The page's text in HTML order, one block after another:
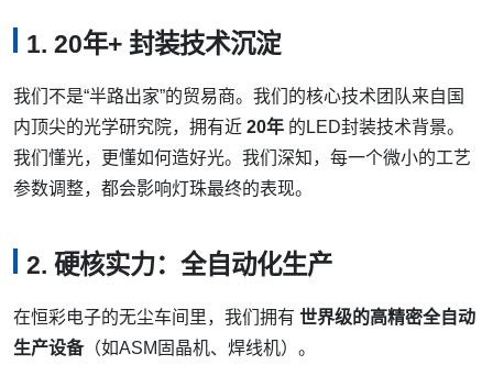
1. 20年+ 封装技术沉淀
我们不是“半路出家”的贸易商。我们的核心技术团队来自国
内顶尖的光学研究院，拥有近 20年 的LED封装技术背景。
我们懂光，更懂如何造好光。我们深知，每一个微小的工艺
参数调整，都会影响灯珠最终的表现。
2. 硬核实力：全自动化生产
在恒彩电子的无尘车间里，我们拥有 世界级的高精密全自动
生产设备（如ASM固晶机、焊线机）。